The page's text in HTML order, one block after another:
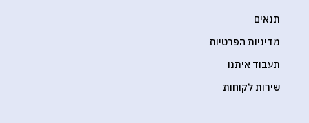
תנאים
מדיניות הפרטיות
תעבוד איתנו
שירות לקוחות